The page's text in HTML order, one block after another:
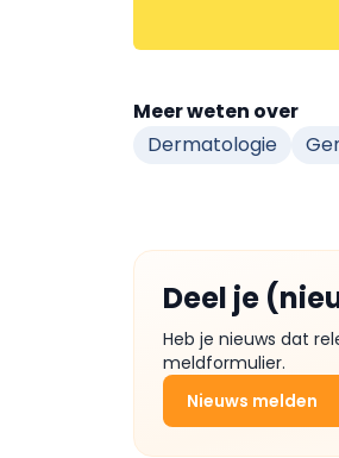
Meer weten over
Dermatologie
Deel je
Heb je nieuws dat
meldformulier.
Nieuws melden